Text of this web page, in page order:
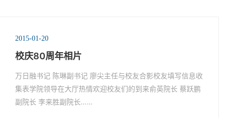
2015-01-20
校庆80周年相片
万日融书记 陈琳副书记 廖尖主任与校友合影校友填写信息收
集表学院领导在大厅热情欢迎校友们的到来俞英院长 蔡跃鹏
副院长 李来胜副院长……